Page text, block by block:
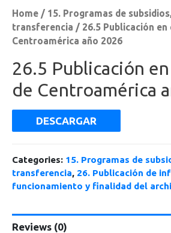
Home / 15. Programas de
transferencia / 26.5 Publicación en
Centroamérica año 2026
26.5 Publicación
de Centroamérica
DESCARGAR
Categories: 15. Programas de
transferencia, 26. Publicación de
funcionamiento y finalidad del
Reviews (0)